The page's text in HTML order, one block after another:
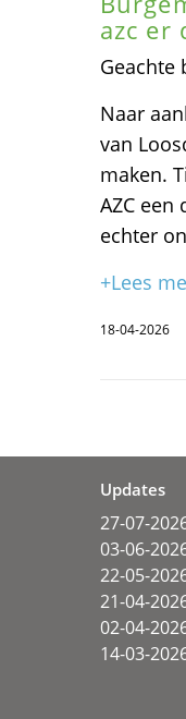
azc er
Geachte
Naar
van
maken.
AZC
echter
+Lees
18-04-2026
Updates
27-07-
03-06-
22-05-
21-04-
02-04-
14-03-